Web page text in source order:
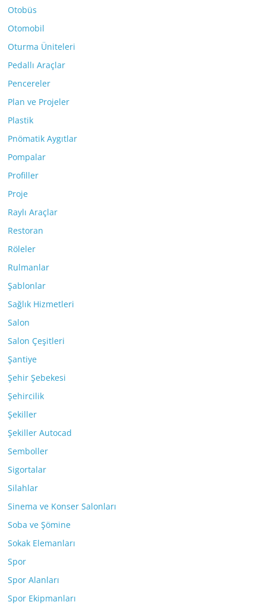
Otobüs
Otomobil
Oturma Üniteleri
Pedallı Araçlar
Pencereler
Plan ve Projeler
Plastik
Pnömatik Aygıtlar
Pompalar
Profiller
Proje
Raylı Araçlar
Restoran
Röleler
Rulmanlar
Şablonlar
Sağlık Hizmetleri
Salon
Salon Çeşitleri
Şantiye
Şehir Şebekesi
Şehircilik
Şekiller
Şekiller Autocad
Semboller
Sigortalar
Silahlar
Sinema ve Konser Salonları
Soba ve Şömine
Sokak Elemanları
Spor
Spor Alanları
Spor Ekipmanları